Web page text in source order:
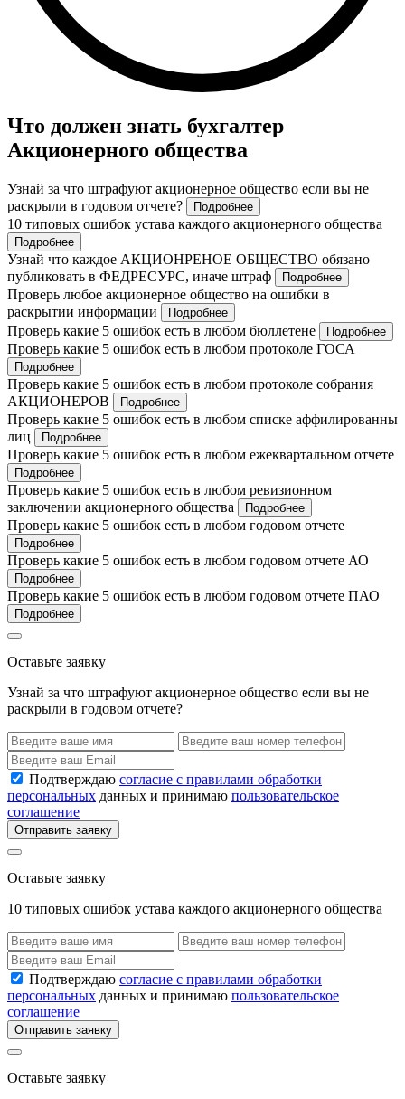
Что должен знать бухгалтер
Акционерного общества
Узнай за что штрафуют акционерное общество если вы не
раскрыли в годовом отчете?
Подробнее
10 типовых ошибок устава каждого акционерного общества
Подробнее
Узнай что каждое АКЦИОНРЕНОЕ ОБЩЕСТВО обязано
публиковать в ФЕДРЕСУРС, иначе штраф
Подробнее
Проверь любое акционерное общество на ошибки в
раскрытии информации
Подробнее
Проверь какие 5 ошибок есть в любом бюллетене Подробнее
Проверь какие 5 ошибок есть в любом протоколе ГОСА
Подробнее
Проверь какие 5 ошибок есть в любом протоколе собрания
АКЦИОНЕРОВ
Подробнее
Проверь какие 5 ошибок есть в любом списке аффилированны
лиц
Подробнее
Проверь какие 5 ошибок есть в любом ежеквартальном отчете
Подробнее
Проверь какие 5 ошибок есть в любом ревизионном
заключении акционерного общества
Подробнее
Проверь какие 5 ошибок есть в любом годовом отчете
Подробнее
Проверь какие 5 ошибок есть в любом годовом отчете АО
Подробнее
Проверь какие 5 ошибок есть в любом годовом отчете ПАО
Подробнее
Оставьте заявку
Узнай за что штрафуют акционерное общество если вы не
раскрыли в годовом отчете?
Подтверждаю согласие с правилами обработки
персональных данных и принимаю пользовательское
соглашение
Отправить заявку
Оставьте заявку
10 типовых ошибок устава каждого акционерного общества
Подтверждаю согласие с правилами обработки
персональных данных и принимаю пользовательское
соглашение
Отправить заявку
Оставьте заявку